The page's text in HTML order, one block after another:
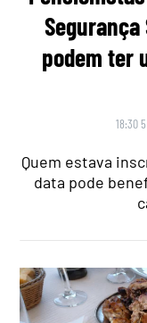
podem ter
18:30
Quem estava
data pode